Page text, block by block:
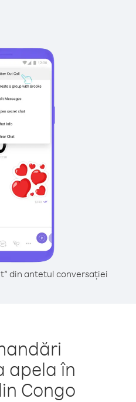
din antetul conversației
apela în
Congo